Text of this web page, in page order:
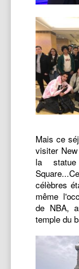
Mais ce
visiter
la
célèbres
même
de NBA,
temple du